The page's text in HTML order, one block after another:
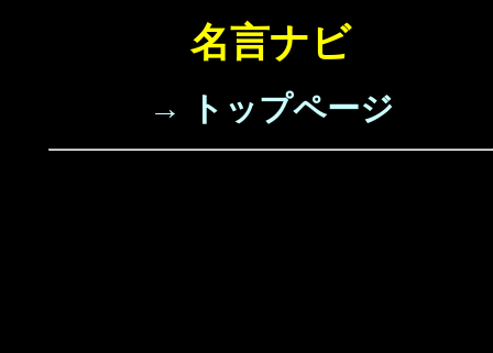
名言ナビ
→ トップページ